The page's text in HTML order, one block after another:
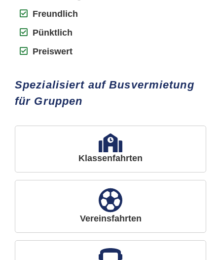
Freundlich
Pünktlich
Preiswert
Spezialisiert auf Busvermietung
für Gruppen
Klassenfahrten
Vereinsfahrten